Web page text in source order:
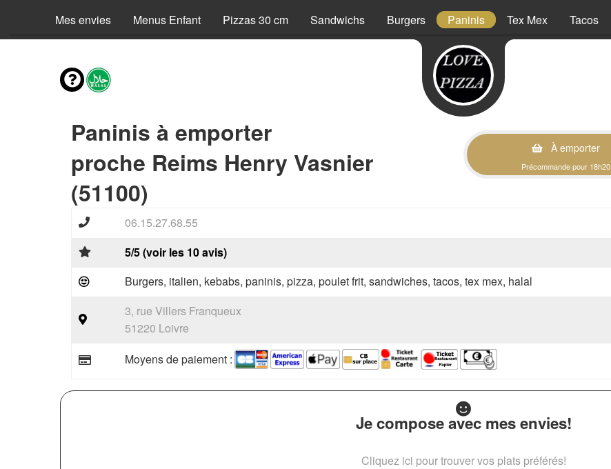
Mes envies Menus Enfant Pizzas 30 cm Sandwichs Burgers Paninis Tex Mex Tacos
Paninis à emporter
proche Reims Henry Vasnier
(51100)
À emporter
Précommande pour 18h20
06.15.27.68.55
5/5 (voir les 10 avis)
Burgers, italien, kebabs, paninis, pizza, poulet frit, sandwiches, tacos, tex mex, halal
3, rue Villers Franqueux
51220 Loivre
Moyens de paiement :
Je compose avec mes envies!
Cliquez ici pour trouver vos plats préférés!